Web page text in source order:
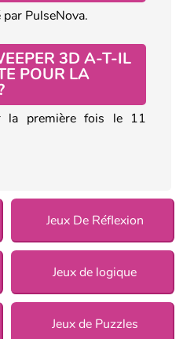
par PulseNova.
3D A-T-IL
POUR LA
la première fois le 11
Jeux De Réflexion
Jeux de logique
Jeux de Puzzles